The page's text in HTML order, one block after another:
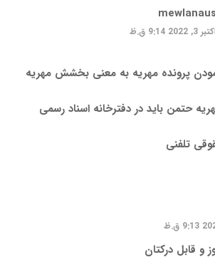
mewlanaus
اکتبر 3, 2022 9:14 ق.ظ
پرونده مهریه به معنی بخشش مهریه
حتمن باید در دفترخانه اسناد رسمی
تلفنی
و قابل درکتان